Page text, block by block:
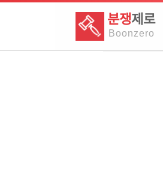
분쟁제로
Boonzero